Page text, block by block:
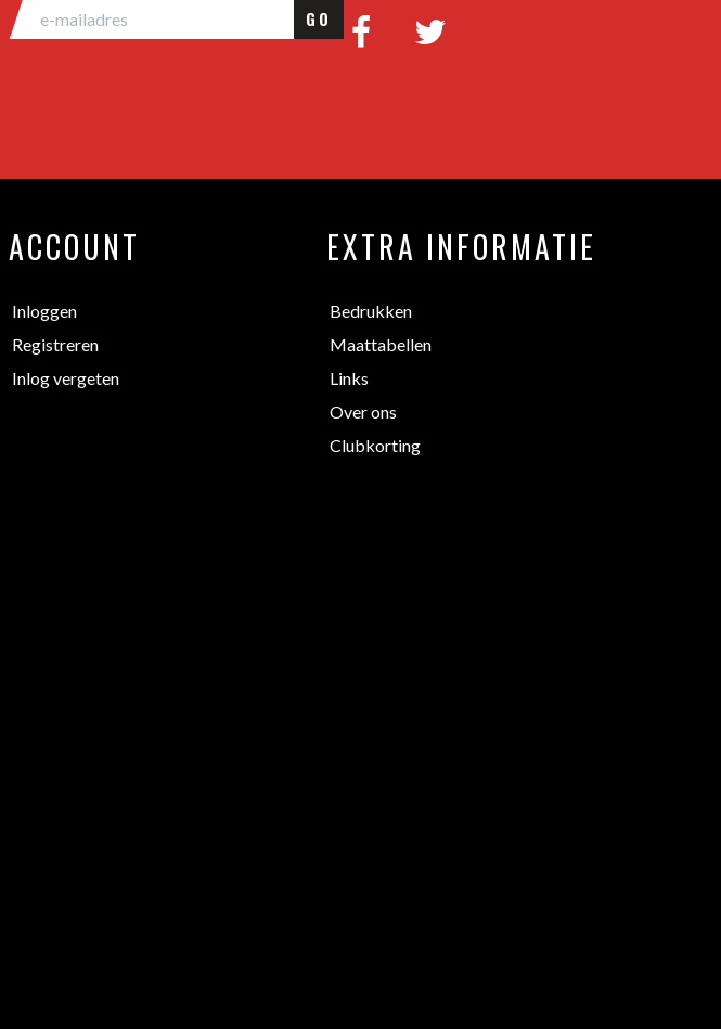
GO
ACCOUNT
Inloggen
Registreren
Inlog vergeten
EXTRA INFORMATIE
Bedrukken
Maattabellen
Links
Over ons
Clubkorting